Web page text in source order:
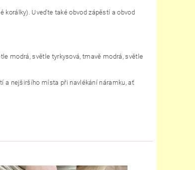
korálky). Uveďte také obvod zápěstí a obvod
modrá, světle tyrkysová, tmavě modrá, světle
a nejširšího místa při navlékání náramku, ať